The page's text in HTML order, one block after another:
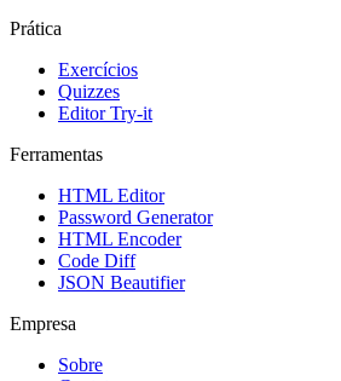
Prática
Exercícios
Quizzes
Editor Try-it
Ferramentas
HTML Editor
Password Generator
HTML Encoder
Code Diff
JSON Beautifier
Empresa
Sobre